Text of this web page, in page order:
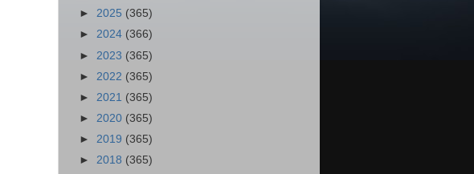
► 2025 (365)
► 2024 (366)
► 2023 (365)
► 2022 (365)
► 2021 (365)
► 2020 (365)
► 2019 (365)
► 2018 (365)